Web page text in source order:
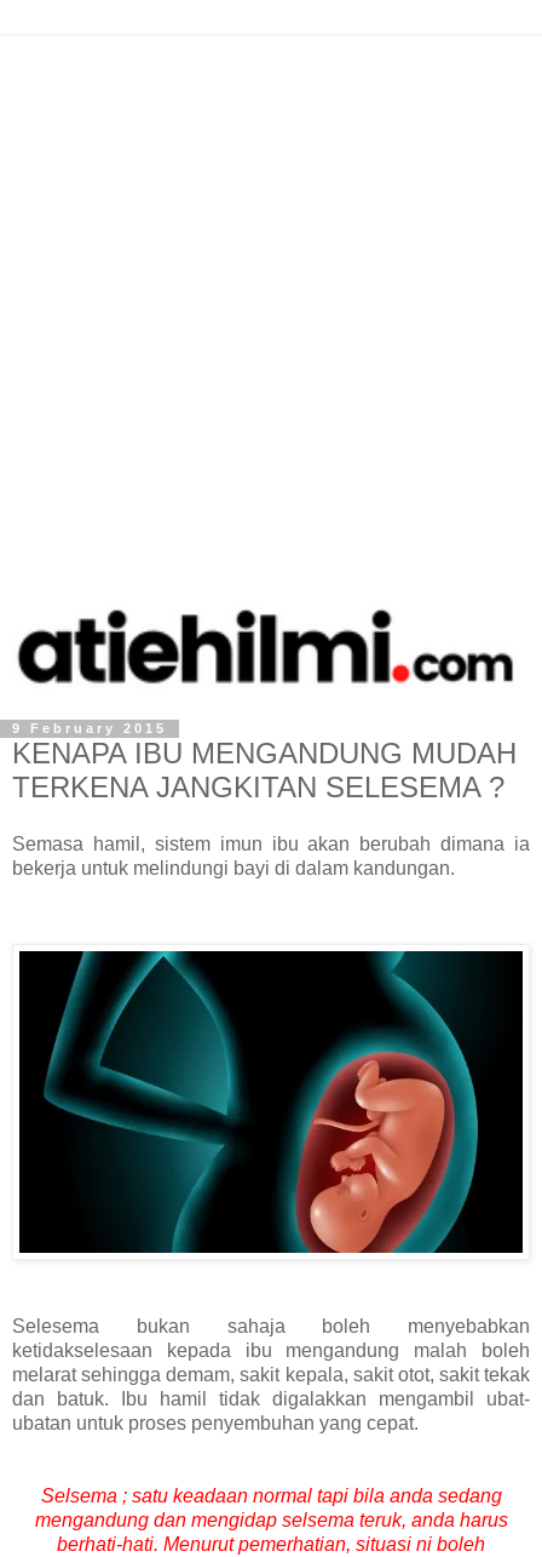
9 February 2015
KENAPA IBU MENGANDUNG MUDAH
TERKENA JANGKITAN SELESEMA ?
Semasa hamil, sistem imun ibu akan berubah dimana ia
bekerja untuk melindungi bayi di dalam kandungan.
Selesema bukan sahaja boleh menyebabkan
ketidakselesaan kepada ibu mengandung malah boleh
melarat sehingga demam, sakit kepala, sakit otot, sakit tekak
dan batuk. Ibu hamil tidak digalakkan mengambil ubat-
ubatan untuk proses penyembuhan yang cepat.
Selsema ; satu keadaan normal tapi bila anda sedang
mengandung dan mengidap selsema teruk, anda harus
berhati-hati. Menurut pemerhatian, situasi ni boleh